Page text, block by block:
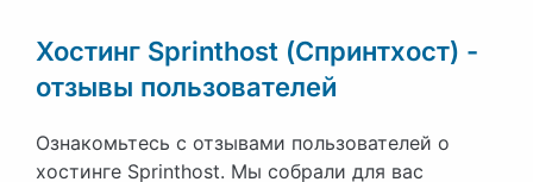
Хостинг Sprinthost (Спринтхост) -
отзывы пользователей
Ознакомьтесь с отзывами пользователей о
хостинге Sprinthost. Мы собрали для вас